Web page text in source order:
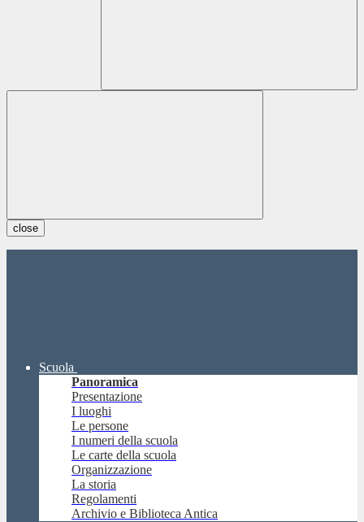
close
Scuola
Panoramica
Presentazione
I luoghi
Le persone
I numeri della scuola
Le carte della scuola
Organizzazione
La storia
Regolamenti
Archivio e Biblioteca Antica